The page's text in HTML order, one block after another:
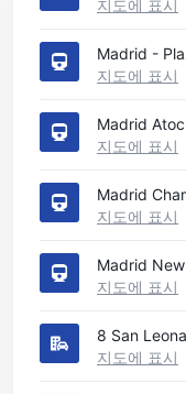
지도에 표시
Madrid -
지도에 표시
Madrid
지도에 표시
Madrid
지도에 표시
Madrid
지도에 표시
8 San
지도에 표시